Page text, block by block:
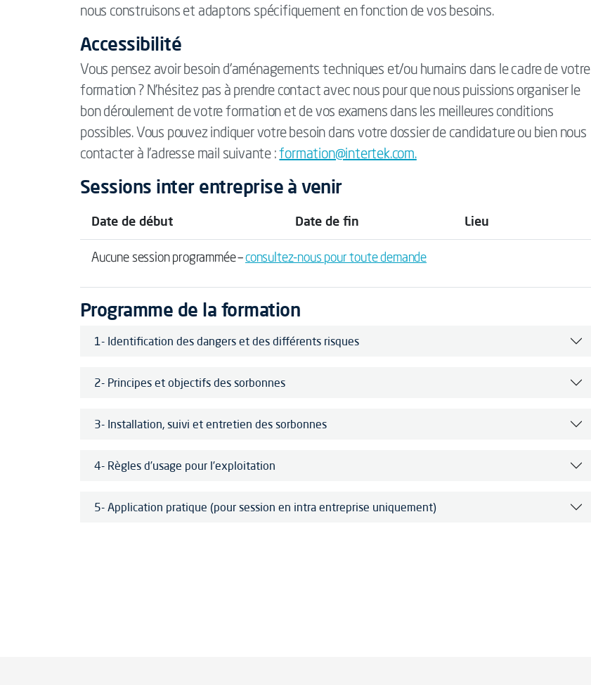
nous construisons et adaptons spécifiquement en fonction de vos besoins.
Accessibilité
Vous pensez avoir besoin d'aménagements techniques et/ou humains dans le cadre de votre
formation ? N’hésitez pas à prendre contact avec nous pour que nous puissions organiser le
bon déroulement de votre formation et de vos examens dans les meilleures conditions
possibles. Vous pouvez indiquer votre besoin dans votre dossier de candidature ou bien nous
contacter à l'adresse mail suivante :formation@intertek.com.
Sessions inter entreprise à venir
Date de début Date de fin Lieu
Aucune session programmée –consultez-nous pour toute demande
Programme de la formation
1- Identification des dangers et des différents risques
2- Principes et objectifs des sorbonnes
3- Installation, suivi et entretien des sorbonnes
4- Règles d’usage pour l’exploitation
5- Application pratique (pour session en intra entreprise uniquement)